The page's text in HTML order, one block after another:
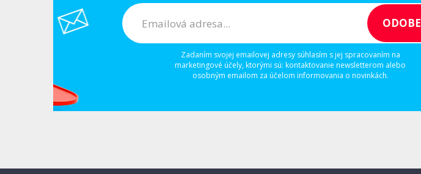
Zadaním svojej emailovej adresy súhlasím s jej spracovaním na
marketingové účely, ktorými sú: kontaktovanie newsletterom alebo
osobným emailom za účelom informovania o novinkách.